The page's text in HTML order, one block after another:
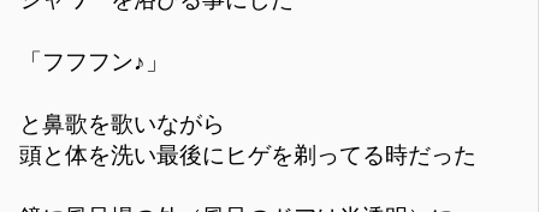
「フフフン♪」
と鼻歌を歌いながら
頭と体を洗い最後にヒゲを剃ってる時だった